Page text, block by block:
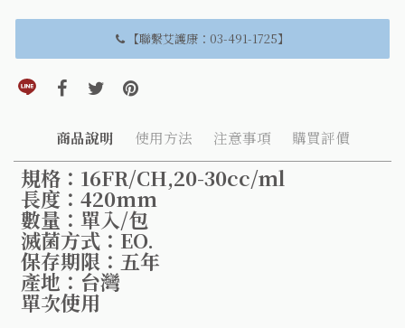
【聯繫艾護康：03-491-1725】
分享到line(另開視窗)
分享到facebook(另開視窗)
分享到twitter(另開視窗)
分享到pinterest(另開視窗)
商品說明 使用方法 注意事項 購買評價
規格：16FR/CH,20-30cc/ml
長度：420mm
數量：單入/包
滅菌方式：EO.
保存期限：五年
產地：台灣
單次使用